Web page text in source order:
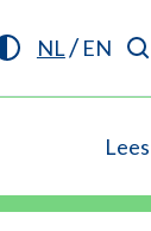
NL/ EN